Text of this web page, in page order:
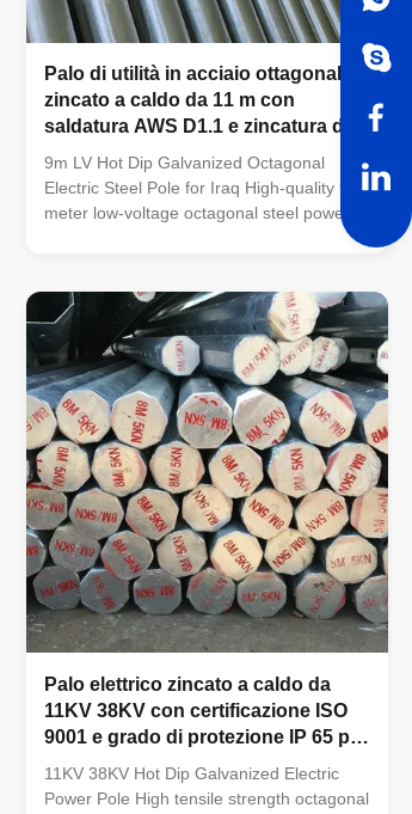
Palo di utilità in acciaio ottagonale
zincato a caldo da 11 m con
saldatura AWS D1.1 e zincatura da
86um
9m LV Hot Dip Galvanized Octagonal
Electric Steel Pole for Iraq High-quality 9-
meter low-voltage octagonal steel power
distribution in Iraq. Product Specifications
Specification Details Suit for Electricity
distribution Shape Conoid, Multi-pyramidal,
Columniform, polygonal or conical Material
Q345B/A572 (minimum yield strength
≥345N/mm²)Q235B/A36 (minimum yield
strength ≥235N/mm²)Also available in
Palo elettrico zincato a caldo da
11KV 38KV con certificazione ISO
9001 e grado di protezione IP 65 per
alta velocità del vento 160 km/h
11KV 38KV Hot Dip Galvanized Electric
Power Pole High tensile strength octagonal